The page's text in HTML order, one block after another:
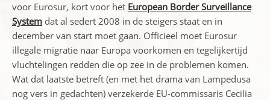
voor Eurosur, kort voor het European Border Surveillance
System dat al sedert 2008 in de steigers staat en in
december van start moet gaan. Officieel moet Eurosur
illegale migratie naar Europa voorkomen en tegelijkertijd
vluchtelingen redden die op zee in de problemen komen.
Wat dat laatste betreft (en met het drama van Lampedusa
nog vers in gedachten) verzekerde EU-commissaris Cecilia